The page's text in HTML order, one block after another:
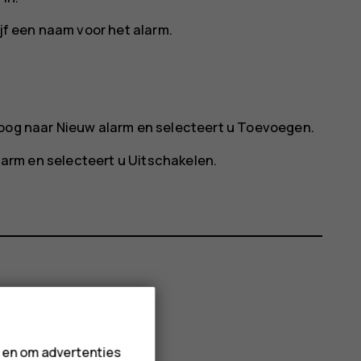
een naam voor het alarm.
naar Nieuw alarm en selecteert u Toevoegen.
en selecteert u Uitschakelen.
om advertenties